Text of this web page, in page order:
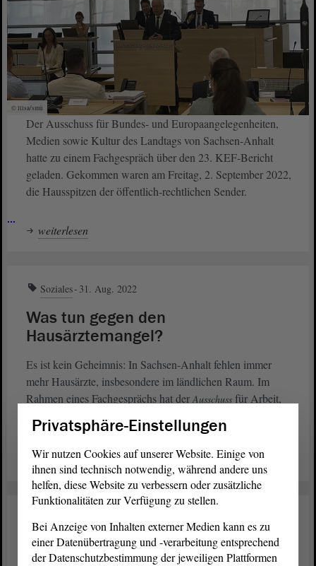
© ltlsa/smü
Der Ausschuss für Bundes- und Europaangelegenheiten,
Medien sowie Kultur des Landtags von Sachsen-Anhalt
hatte zu einem Fachgespräch über den 23. KEF-Bericht
geladen. Gekommen waren am Freitag, 2. September 2022,
die Hausspitzen der öffentlich-rechtlichen Sender.
…
weiterlesen
Soziales 31. Aug. 2022
Was tun gegen den
Hausärztemangel?
Es ist kein Geheimnis: In Sachsen-Anhalt fehlen immer
mehr Hausärzte, insbesondere im ländlichen Raum. Im
Rahmen eines Fachgesprächs hat derAusschuss für Arbeit,
Lösungsansätze diskutiert.
weiterlesen
Möglichkeiten der mobilen
Privatsphäre-Einstellungen
Wir nutzen Cookies auf unserer Website. Einige von
ihnen sind technisch notwendig, während andere uns
helfen, diese Website zu verbessern oder zusätzliche
Funktionalitäten zur Verfügung zu stellen.
Bei Anzeige von Inhalten externer Medien kann es zu
einer Datenübertragung und -verarbeitung entsprechend
der Datenschutzbestimmung der jeweiligen Plattformen